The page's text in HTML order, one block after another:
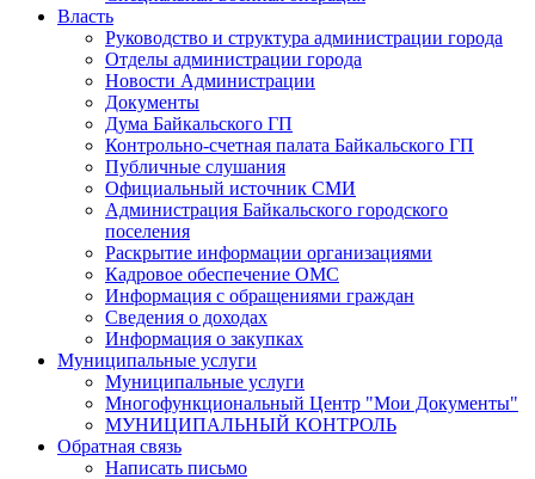
Власть
Руководство и структура администрации города
Отделы администрации города
Новости Администрации
Документы
Дума Байкальского ГП
Контрольно-счетная палата Байкальского ГП
Публичные слушания
Официальный источник СМИ
Администрация Байкальского городского
поселения
Раскрытие информации организациями
Кадровое обеспечение ОМС
Информация с обращениями граждан
Сведения о доходах
Информация о закупках
Муниципальные услуги
Муниципальные услуги
Многофункциональный Центр "Мои Документы"
МУНИЦИПАЛЬНЫЙ КОНТРОЛЬ
Обратная связь
Написать письмо